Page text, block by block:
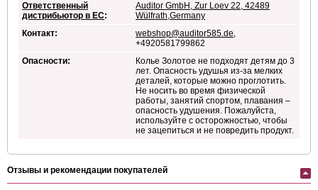
Ответственный
дистрибьютор в ЕС:
Auditor GmbH, Zur Loev 22, 42489
Wülfrath,Germany
Контакт:
webshop@auditor585.de,
+4920581799862
Опасности:
Колье Золотое не подходят детям до 3
лет. Опасность удушья из-за мелких
деталей, которые можно проглотить.
Не носить во время физической
работы, занятий спортом, плавания –
опасность удушения. Пожалуйста,
используйте с осторожностью, чтобы
не зацепиться и не повредить продукт.
Отзывы и рекомендации покупателей